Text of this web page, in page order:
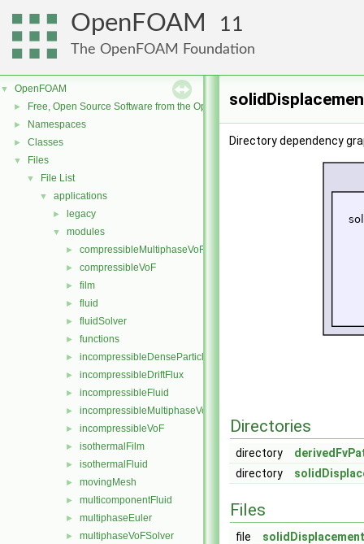
OpenFOAM 11
The OpenFOAM Foundation
▼ OpenFOAM
► Free, Open Source Software from the OpenFOAM Foundation
► Namespaces
► Classes
▼ Files
▼ File List
▼ applications
► legacy
▼ modules
► compressibleMultiphaseVoF
► compressibleVoF
► film
► fluid
► fluidSolver
► functions
► incompressibleDenseParticleFluid
► incompressibleDriftFlux
► incompressibleFluid
► incompressibleMultiphaseVoF
► incompressibleVoF
► isothermalFilm
► isothermalFluid
► movingMesh
► multicomponentFluid
► multiphaseEuler
► multiphaseVoFSolver
Directory dependency
Directories
directory
directory
Files
file